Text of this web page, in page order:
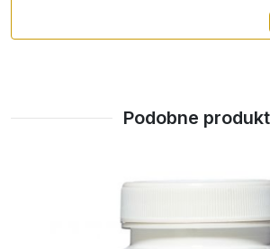
drzewo
w
na ogólną
ciała, a
Bromelaina
Jest to silny
białka
ananasie.
Podobne